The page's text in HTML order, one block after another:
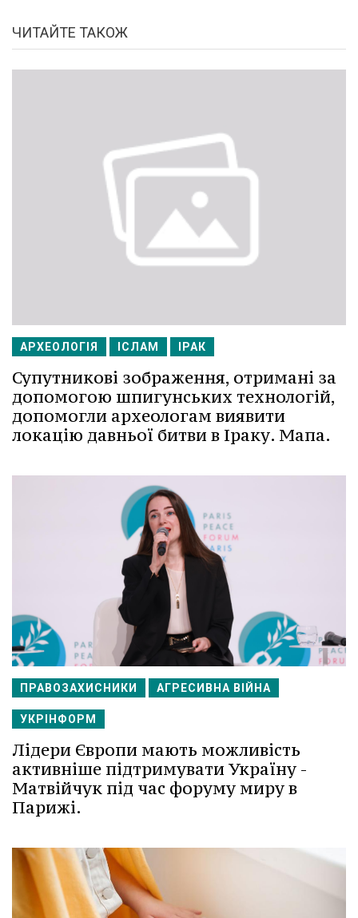
ЧИТАЙТЕ ТАКОЖ
АРХЕОЛОГІЯ ІСЛАМ ІРАК
Супутникові зображення, отримані за
допомогою шпигунських технологій,
допомогли археологам виявити
локацію давньої битви в Іраку. Мапа.
ПРАВОЗАХИСНИКИ АГРЕСИВНА ВІЙНА
УКРІНФОРМ
Лідери Європи мають можливість
активніше підтримувати Україну -
Матвійчук під час форуму миру в
Парижі.